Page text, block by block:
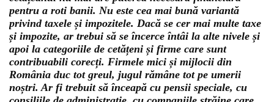
pentru a roti banii. Nu este cea mai bună variantă
privind taxele și impozitele. Dacă se cer mai multe taxe
și impozite, ar trebui să se încerce întâi la alte nivele și
apoi la categoriile de cetățeni și firme care sunt
contribuabili corecți. Firmele mici și mijlocii din
România duc tot greul, jugul rămâne tot pe umerii
noștri. Ar fi trebuit să înceapă cu pensii speciale, cu